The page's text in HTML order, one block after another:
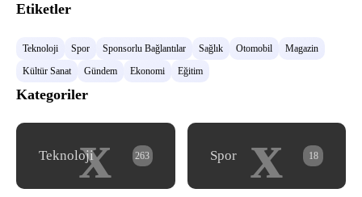
Etiketler
Teknoloji Spor Sponsorlu Bağlantılar Sağlık Otomobil
Magazin
Kültür Sanat
Gündem Ekonomi Eğitim
Kategoriler
x
Teknoloji 263 x
Spor 18